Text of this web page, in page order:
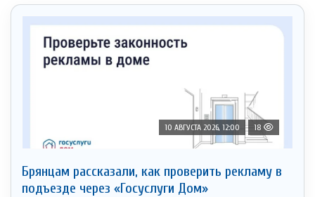
10 АВГУСТА 2026, 12:00 18
Брянцам рассказали, как проверить рекламу в
подъезде через «Госуслуги Дом»